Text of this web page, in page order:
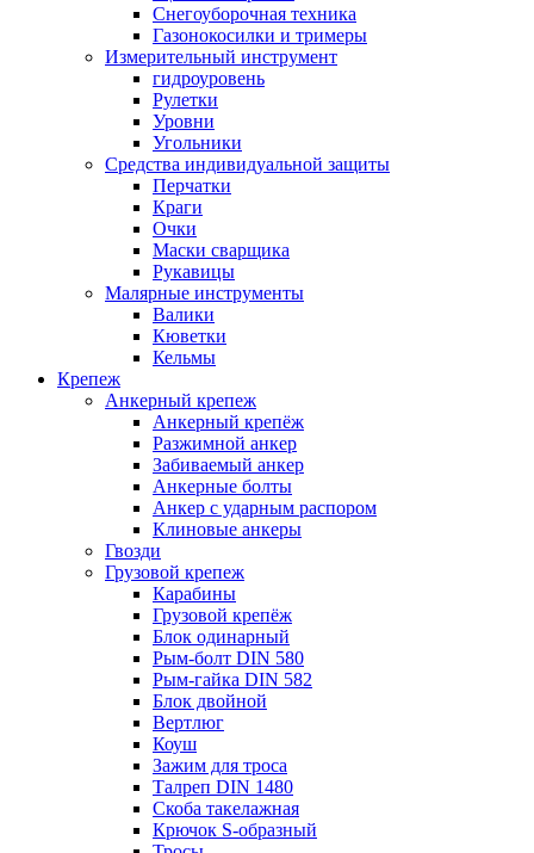
Снегоуборочная техника
Газонокосилки и тримеры
Измерительный инструмент
гидроуровень
Рулетки
Уровни
Угольники
Средства индивидуальной защиты
Перчатки
Краги
Очки
Маски сварщика
Рукавицы
Малярные инструменты
Валики
Кюветки
Кельмы
Крепеж
Анкерный крепеж
Анкерный крепёж
Разжимной анкер
Забиваемый анкер
Анкерные болты
Анкер с ударным распором
Клиновые анкеры
Гвозди
Грузовой крепеж
Карабины
Грузовой крепёж
Блок одинарный
Рым-болт DIN 580
Рым-гайка DIN 582
Блок двойной
Вертлюг
Коуш
Зажим для троса
Талреп DIN 1480
Скоба такелажная
Крючок S-образный